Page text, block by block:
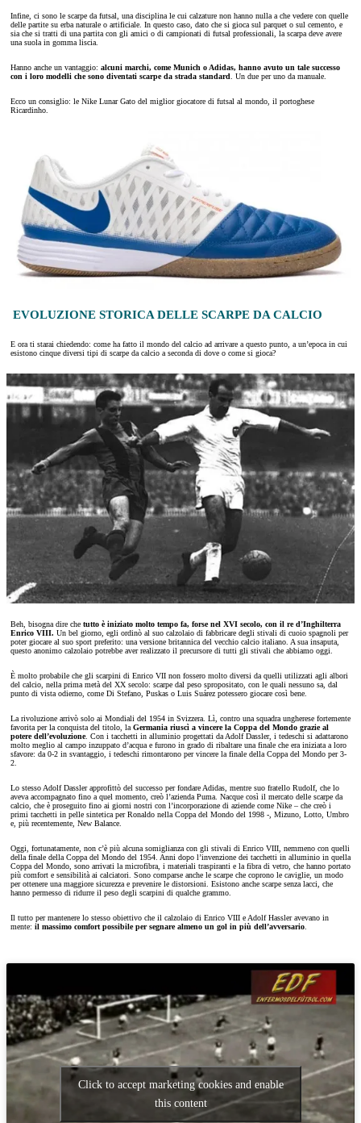
Infine, ci sono le scarpe da futsal, una disciplina le cui calzature non hanno nulla a che vedere con quelle
delle partite su erba naturale o artificiale. In questo caso, dato che si gioca sul parquet o sul cemento, e
sia che si tratti di una partita con gli amici o di campionati di futsal professionali, la scarpa deve avere
una suola in gomma liscia.
Hanno anche un vantaggio: alcuni marchi, come Munich o Adidas, hanno avuto un tale successo
con i loro modelli che sono diventati scarpe da strada standard. Un due per uno da manuale.
Ecco un consiglio: le Nike Lunar Gato del miglior giocatore di futsal al mondo, il portoghese
Ricardinho.
EVOLUZIONE STORICA DELLE SCARPE DA CALCIO
E ora ti starai chiedendo: come ha fatto il mondo del calcio ad arrivare a questo punto, a un’epoca in cui
esistono cinque diversi tipi di scarpe da calcio a seconda di dove o come si gioca?
Beh, bisogna dire che tutto è iniziato molto tempo fa, forse nel XVI secolo, con il re d’Inghilterra
Enrico VIII. Un bel giorno, egli ordinò al suo calzolaio di fabbricare degli stivali di cuoio spagnoli per
poter giocare al suo sport preferito: una versione britannica del vecchio calcio italiano. A sua insaputa,
questo anonimo calzolaio potrebbe aver realizzato il precursore di tutti gli stivali che abbiamo oggi.
È molto probabile che gli scarpini di Enrico VII non fossero molto diversi da quelli utilizzati agli albori
del calcio, nella prima metà del XX secolo: scarpe dal peso spropositato, con le quali nessuno sa, dal
punto di vista odierno, come Di Stefano, Puskas o Luis Suárez potessero giocare così bene.
La rivoluzione arrivò solo ai Mondiali del 1954 in Svizzera. Lì, contro una squadra ungherese fortemente
favorita per la conquista del titolo, laGermania riuscì a vincere la Coppa del Mondo grazie al
potere dell’evoluzione. Con i tacchetti in alluminio progettati da Adolf Dassler, i tedeschi si adattarono
molto meglio al campo inzuppato d’acqua e furono in grado di ribaltare una finale che era iniziata a loro
sfavore: da 0-2 in svantaggio, i tedeschi rimontarono per vincere la finale della Coppa del Mondo per 3-
2.
Lo stesso Adolf Dassler approfittò del successo per fondare Adidas, mentre suo fratello Rudolf, che lo
aveva accompagnato fino a quel momento, creò l’azienda Puma. Nacque così il mercato delle scarpe da
calcio, che è proseguito fino ai giorni nostri con l’incorporazione di aziende come Nike – che creò i
primi tacchetti in pelle sintetica per Ronaldo nella Coppa del Mondo del 1998 -, Mizuno, Lotto, Umbro
e, più recentemente, New Balance.
Oggi, fortunatamente, non c’è più alcuna somiglianza con gli stivali di Enrico VIII, nemmeno con quelli
della finale della Coppa del Mondo del 1954. Anni dopo l’invenzione dei tacchetti in alluminio in quella
Coppa del Mondo, sono arrivati la microfibra, i materiali traspiranti e la fibra di vetro, che hanno portato
più comfort e sensibilità ai calciatori. Sono comparse anche le scarpe che coprono le caviglie, un modo
per ottenere una maggiore sicurezza e prevenire le distorsioni. Esistono anche scarpe senza lacci, che
hanno permesso di ridurre il peso degli scarpini di qualche grammo.
Il tutto per mantenere lo stesso obiettivo che il calzolaio di Enrico VIII e Adolf Hassler avevano in
mente: il massimo comfort possibile per segnare almeno un gol in più dell’avversario.
Click to accept marketing cookies and enable
this content